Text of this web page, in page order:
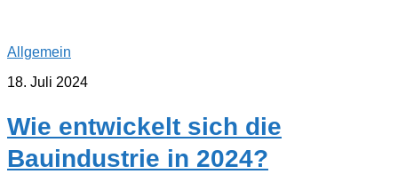
Allgemein
18. Juli 2024
Wie entwickelt sich die
Bauindustrie in 2024?